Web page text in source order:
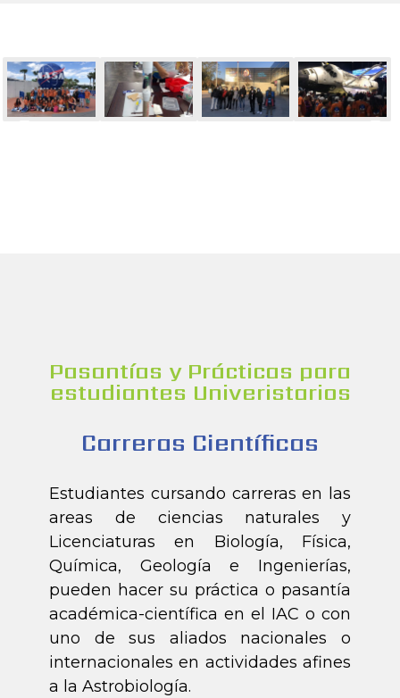
Pasantías y Prácticas para
estudiantes Univeristarios
Carreras Científicas
Estudiantes cursando carreras en las
areas de ciencias naturales y
Licenciaturas en Biología, Física,
Química, Geología e Ingenierías,
pueden hacer su práctica o pasantía
académica-científica en el IAC o con
uno de sus aliados nacionales o
internacionales en actividades afines
a la Astrobiología.